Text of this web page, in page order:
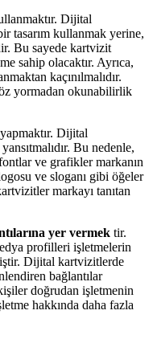
Dijital
tasarım kullanmak yerine,
Bu sayede kartvizit
sahip olacaktır. Ayrıca,
kaçınılmalıdır.
yormadan okunabilirlik
yapmaktır. Dijital
Bu nedenle,
ve grafikler markanın
ve sloganı gibi öğeler
markayı tanıtan
yer vermek tir.
profilleri işletmelerin
Dijital kartvizitlerde
bağlantılar
doğrudan işletmenin
hakkında daha fazla